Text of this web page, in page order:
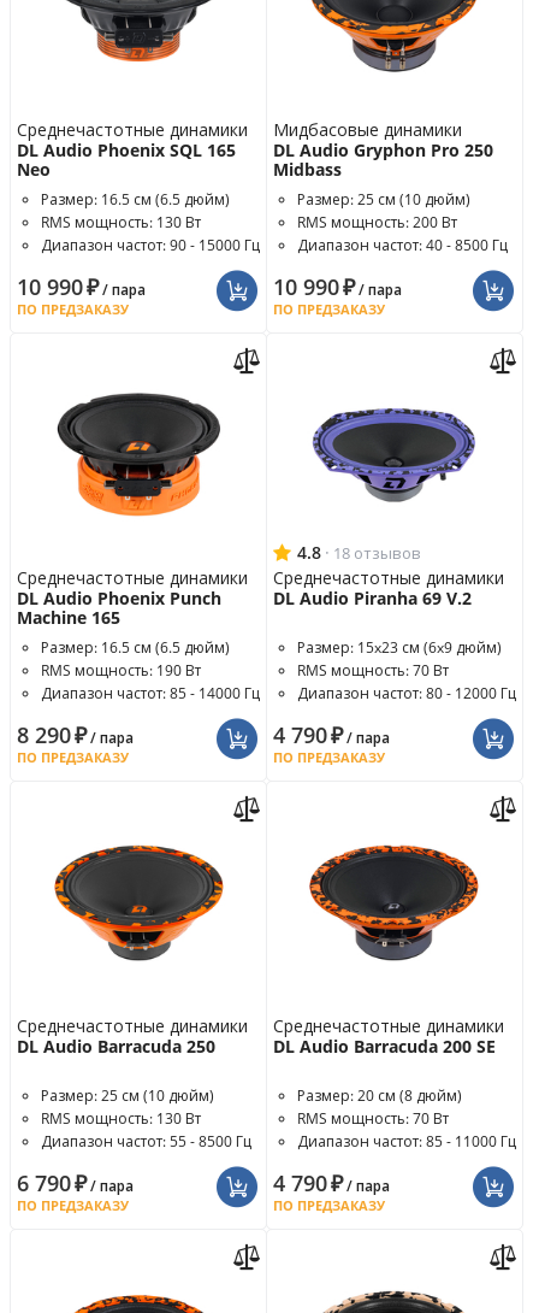
Среднечастотные динамики
DL Audio Phoenix SQL 165
Neo
Размер: 16.5 см (6.5 дюйм)
RMS мощность: 130 Вт
Диапазон частот: 90 - 15000 Гц
10 990₽/ пара
ПО ПРЕДЗАКАЗУ
Мидбасовые динамики
DL Audio Gryphon Pro 250
Midbass
Размер: 25 см (10 дюйм)
RMS мощность: 200 Вт
Диапазон частот: 40 - 8500 Гц
10 990₽/ пара
ПО ПРЕДЗАКАЗУ
Среднечастотные динамики
DL Audio Phoenix Punch
Machine 165
Размер: 16.5 см (6.5 дюйм)
RMS мощность: 190 Вт
Диапазон частот: 85 - 14000 Гц
8 290₽/ пара
ПО ПРЕДЗАКАЗУ
4.8 · 18 отзывов
Среднечастотные динамики
DL Audio Piranha 69 V.2
Размер: 15x23 см (6x9 дюйм)
RMS мощность: 70 Вт
Диапазон частот: 80 - 12000 Гц
4 790₽/ пара
ПО ПРЕДЗАКАЗУ
Среднечастотные динамики
DL Audio Barracuda 250
Размер: 25 см (10 дюйм)
RMS мощность: 130 Вт
Диапазон частот: 55 - 8500 Гц
6 790₽/ пара
ПО ПРЕДЗАКАЗУ
Среднечастотные динамики
DL Audio Barracuda 200 SE
Размер: 20 см (8 дюйм)
RMS мощность: 70 Вт
Диапазон частот: 85 - 11000 Гц
4 790₽/ пара
ПО ПРЕДЗАКАЗУ